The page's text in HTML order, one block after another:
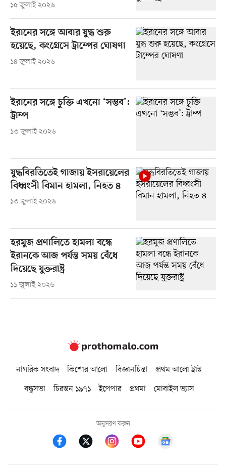
১৫ জুলাই ২০২৬
ইরানের সঙ্গে আবার যুদ্ধ শুরু
হয়েছে, কংগ্রেসে ট্রাম্পের ঘোষণা
১৪ জুলাই ২০২৬
ইরানের সঙ্গে চুক্তি এখনো ‘সম্ভব’:
ট্রাম্প
১৩ জুলাই ২০২৬
যুদ্ধবিরতিতেই গাজায় ইসরায়েলের
বিধ্বংসী বিমান হামলা, নিহত ৪
১৩ জুলাই ২০২৬
হরমুজ প্রণালিতে হামলা বন্ধে
ইরানকে আজ পর্যন্ত সময় বেঁধে
দিয়েছে যুক্তরাষ্ট্র
১১ জুলাই ২০২৬
নাগরিক সংবাদ কিশোর আলো বিজ্ঞানচিন্তা
প্রথম আলো ট্রাস্ট
বন্ধুসভা
চিরন্তন ১৯৭১ ইপেপার প্রথমা মোবাইল ভ্যাস
অনুসরণ করুন